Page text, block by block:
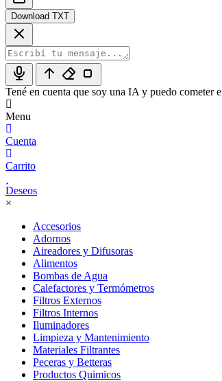
Download TXT
Tené en cuenta que soy una IA y puedo cometer
Menu
Cuenta
Carrito
Deseos
×
Accesorios
Adornos
Aireadores y Difusoras
Alimentos
Bombas de Agua
Calefactores y Termómetros
Filtros Externos
Filtros Internos
Iluminadores
Limpieza y Mantenimiento
Materiales Filtrantes
Peceras y Betteras
Productos Quimicos